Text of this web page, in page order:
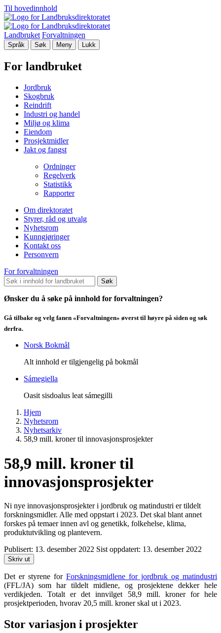
Til hovedinnhold
Landbruket Forvaltningen
Språk Søk Meny Lukk
For landbruket
Jordbruk
Skogbruk
Reindrift
Industri og handel
Miljø og klima
Eiendom
Prosjektmidler
Jakt og fangst
Ordninger
Regelverk
Statistikk
Rapporter
Om direktoratet
Styrer, råd og utvalg
Nyhetsrom
Kunngjøringer
Kontakt oss
Personvern
For forvaltningen
Søk
Ønsker du å søke på innhold for forvaltningen?
Gå tilbake og velg fanen «Forvaltningen» øverst til høyre på siden og søk
derfra.
Norsk Bokmål
Alt innhold er tilgjengelig på bokmål
Sámegiella
Oasit sisdoalus leat sámegilli
Hjem
Nyhetsrom
Nyhetsarkiv
58,9 mill. kroner til innovasjonsprosjekter
58,9 mill. kroner til
innovasjonsprosjekter
Ni nye innovasjonsprosjekter i jordbruk og matindustri er tildelt
forskningsmidler. Alle med oppstart i 2023. Det skal blant annet
forskes på temaer innen avl og genetikk, folkehelse, klima,
produktutvikling og plantevern.
Publisert: 13. desember 2022 Sist oppdatert: 13. desember 2022
Skriv ut
Det er styrene for Forskningsmidlene for jordbruk og matindustri
(FFL/JA) som har tildelt midlene, og prosjektene dekker hele
verdikjeden. Totalt er det innvilget 58,9 mill. kroner for hele
prosjektperioden, hvorav 20,5 mill. kroner skal ut i 2023.
Stor variasjon i prosjekter